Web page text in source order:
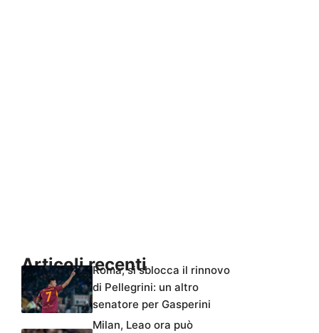
Articoli recentiRoma, si sblocca il rinnovo
di Pellegrini: un altro
senatore per Gasperini
Milan, Leao ora può